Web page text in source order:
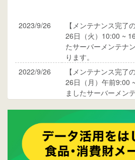
2023/9/26
【メンテナンス完了
26日（火）10:00 ~
たサーバーメンテナ
ります。
2022/9/26
【メンテナンス完了
26日（月）午前9:00
ましたサーバーメン
ご覧ください。
2015/10/19
ウレコンのサイト機
プ。詳細はこちら。